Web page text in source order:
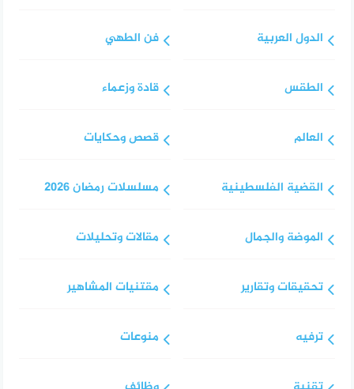
الدول العربية
الطقس
العالم
القضية الفلسطينية
الموضة والجمال
تحقيقات وتقارير
ترفيه
فن الطهي
قادة وزعماء
قصص وحكايات
مسلسلات رمضان 2026
مقالات وتحليلات
مقتنيات المشاهير
منوعات